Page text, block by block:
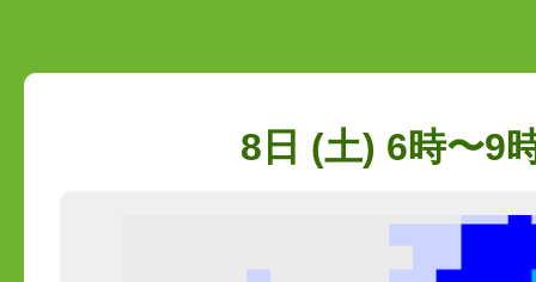
8日 (土) 6時〜9